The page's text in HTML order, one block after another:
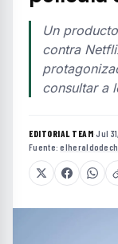
Un
contra
consultar a
EDITORIAL TEAM·Jul
Fuente: